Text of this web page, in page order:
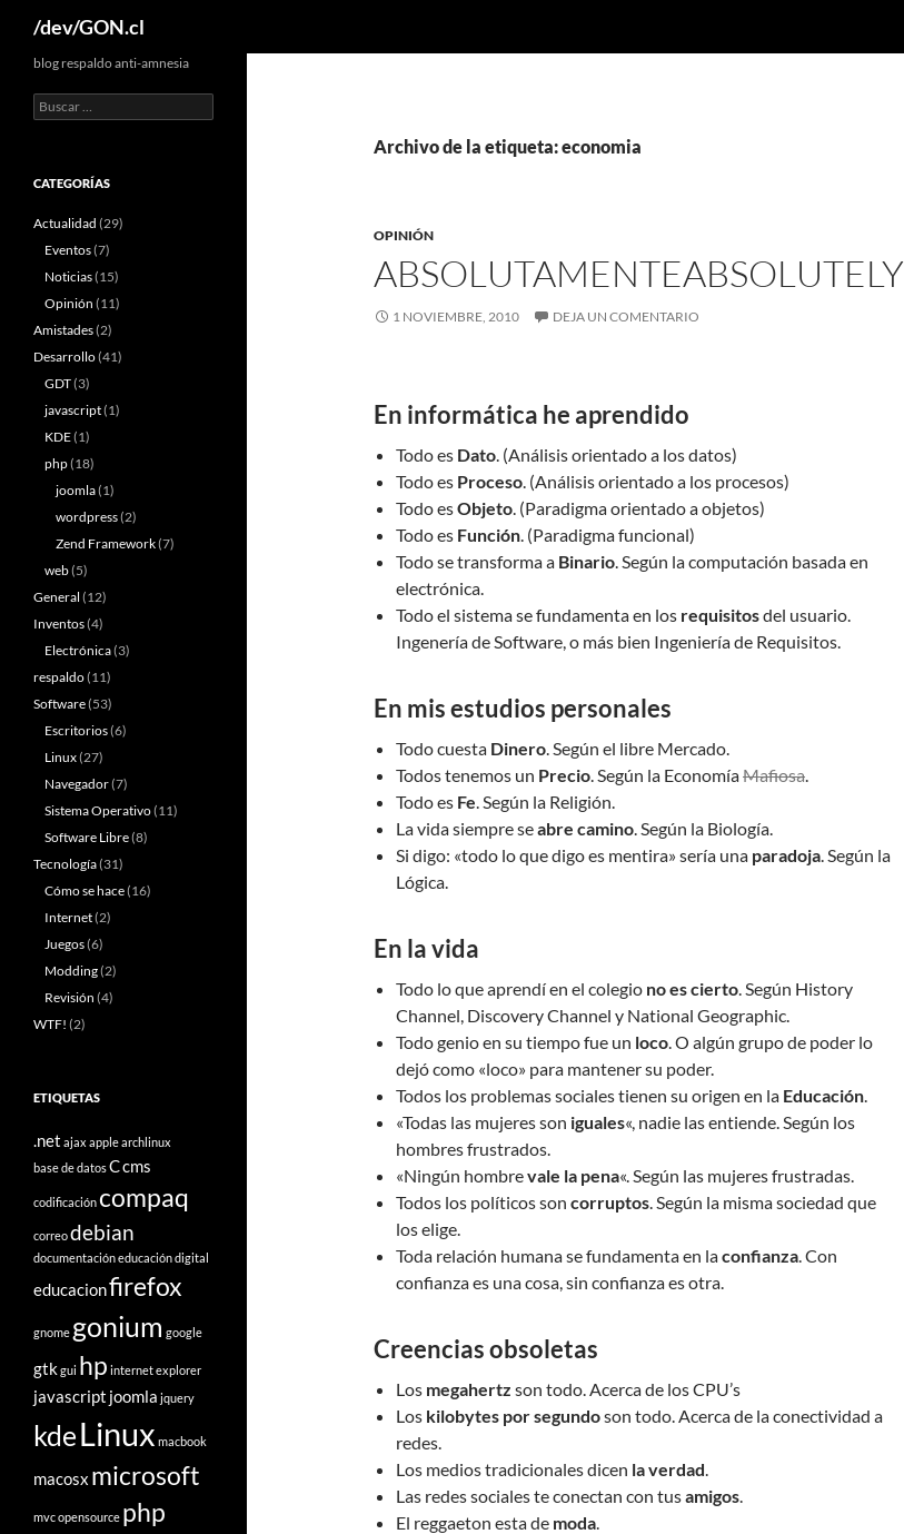
/dev/GON.cl
Archivo de la etiqueta: economia
OPINIÓN
ABSOLUTAMENTEABSOLUTELY
1 NOVIEMBRE, 2010 DEJA UN COMENTARIO
En informática he aprendido
Todo es Dato. (Análisis orientado a los datos)
Todo es Proceso. (Análisis orientado a los procesos)
Todo esObjeto. (Paradigma orientado a objetos)
Todo es Función. (Paradigma funcional)
Todo se transforma a Binario. Según la computación basada en
electrónica.
Todo el sistema se fundamenta en los requisitosdel usuario.
Ingenería de Software, o más bien Ingeniería de Requisitos.
En mis estudios personales
Todo cuesta Dinero. Según el libre Mercado.
Todos tenemos un Precio. Según la EconomíaMafiosa.
Todo es Fe. Según la Religión.
La vida siempre seabre camino. Según la Biología.
Si digo: «todo lo que digo es mentira» sería una paradoja. Según la
Lógica.
En la vida
Todo lo que aprendí en el colegio no es cierto. Según History
Channel, Discovery Channel y National Geographic.
Todo genio en su tiempo fue un loco. O algún grupo de poder lo
dejó como «loco» para mantener su poder.
Todos los problemas sociales tienen su origen en la Educación.
«Todas las mujeres son iguales«, nadie las entiende. Según los
hombres frustrados.
«Ningún hombrevale la pena«. Según las mujeres frustradas.
Todos los políticos son corruptos. Según la misma sociedad que
los elige.
Toda relación humana se fundamenta en laconfianza. Con
confianza es una cosa, sin confianza es otra.
Creencias obsoletas
Los megahertz son todo. Acerca de los CPU’s
Los kilobytes por segundoson todo. Acerca de la conectividad a
redes.
Los medios tradicionales dicen la verdad.
Las redes sociales te conectan con tusamigos.
El reggaeton esta de moda.
blog respaldo anti-amnesia
Buscar:
CATEGORÍAS
Actualidad (29)
Eventos(7)
Noticias(15)
Opinión (11)
Amistades(2)
Desarrollo(41)
GDT(3)
javascript(1)
KDE(1)
php(18)
joomla(1)
wordpress(2)
Zend Framework(7)
web(5)
General (12)
Inventos(4)
Electrónica(3)
respaldo(11)
Software(53)
Escritorios(6)
Linux(27)
Navegador(7)
Sistema Operativo(11)
Software Libre(8)
Tecnología(31)
Cómo se hace(16)
Internet(2)
Juegos(6)
Modding(2)
Revisión (4)
WTF! (2)
ETIQUETAS
.net ajax applearchlinux
base de datosCcms
codificacióncompaq
correodebian
documentacióneducación digital
educacionfirefox
gnome gonium google
gtkgui hp internet explorer
javascript joomla jquery
kdeLinux macbook
macosx microsoft
mvcopensource php